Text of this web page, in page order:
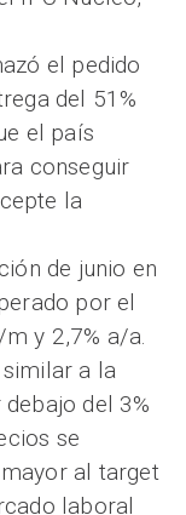
el pedido
del 51%
el país
conseguir
la
de junio en
por el
y 2,7% a/a.
a la
del 3%
se
al target
laboral